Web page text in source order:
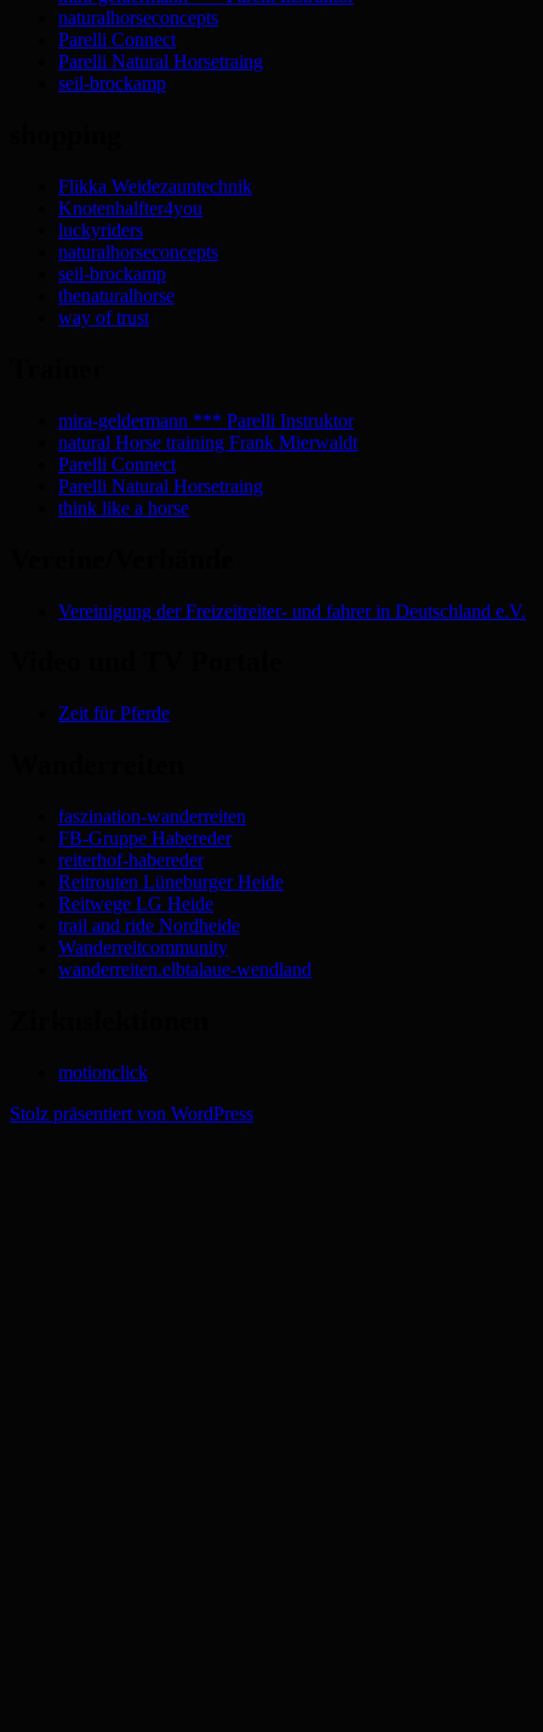
naturalhorseconcepts
Parelli Connect
Parelli Natural Horsetraing
seil-brockamp
Flikka Weidezauntechnik
Knotenhalfter4you
luckyriders
naturalhorseconcepts
seil-brockamp
thenaturalhorse
way of trust
mira-geldermann *** Parelli Instruktor
natural Horse training Frank Mierwaldt
Parelli Connect
Parelli Natural Horsetraing
think like a horse
Vereinigung der Freizeitreiter- und fahrer in Deutschland e.V.
Zeit für Pferde
faszination-wanderreiten
FB-Gruppe Habereder
reiterhof-habereder
Reitrouten Lüneburger Heide
Reitwege LG Heide
trail and ride Nordheide
Wanderreitcommunity
wanderreiten.elbtalaue-wendland
motionclick
Stolz präsentiert von WordPress